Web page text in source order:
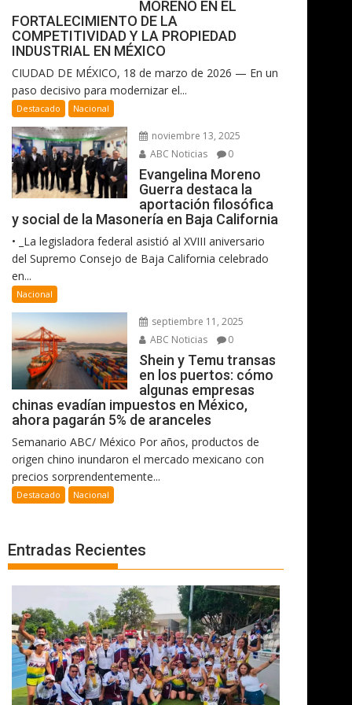
MORENO EN EL
FORTALECIMIENTO DE LA
COMPETITIVIDAD Y LA PROPIEDAD
INDUSTRIAL EN MÉXICO
CIUDAD DE MÉXICO, 18 de marzo de 2026 — En un
paso decisivo para modernizar el...
Destacado Nacional
noviembre 13, 2025
ABC Noticias
0
Evangelina Moreno
Guerra destaca la
aportación filosófica
y social de la Masonería en Baja California
• _La legisladora federal asistió al XVIII aniversario
del Supremo Consejo de Baja California celebrado
en...
Nacional
septiembre 11, 2025
ABC Noticias
0
Shein y Temu transas
en los puertos: cómo
algunas empresas
chinas evadían impuestos en México,
ahora pagarán 5% de aranceles
Semanario ABC/ México Por años, productos de
origen chino inundaron el mercado mexicano con
precios sorprendentemente...
Destacado Nacional
Entradas Recientes